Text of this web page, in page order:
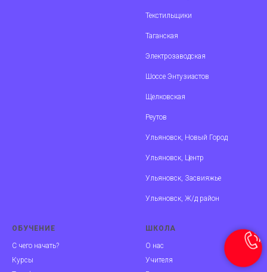
Текстильщики
Таганская
Электрозаводская
Шоссе Энтузиастов
Щелковская
Реутов
Ульяновск, Новый Город
Ульяновск, Центр
Ульяновск, Засвияжье
Ульяновск, Ж/д район
ОБУЧЕНИЕ
С чего начать?
Курсы
ШКОЛА
О нас
Учителя